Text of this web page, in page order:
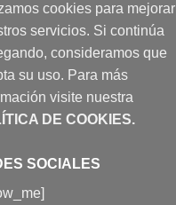
cookies para mejorar
servicios. Si continúa
consideramos que
su uso. Para más
visite nuestra
DE COOKIES.
SOCIALES